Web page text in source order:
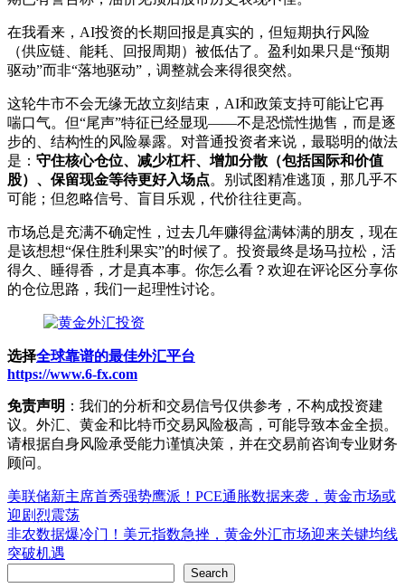
在我看来，AI投资的长期回报是真实的，但短期执行风险
（供应链、能耗、回报周期）被低估了。盈利如果只是“预期
驱动”而非“落地驱动”，调整就会来得很突然。
这轮牛市不会无缘无故立刻结束，AI和政策支持可能让它再
喘口气。但“尾声”特征已经显现——不是恐慌性抛售，而是逐
步的、结构性的风险暴露。对普通投资者来说，最聪明的做法
是： 守住核心仓位、减少杠杆、增加分散（包括国际和价值
股）、保留现金等待更好入场点。别试图精准逃顶，那几乎不
可能；但忽略信号、盲目乐观，代价往往更高。
市场总是充满不确定性，过去几年赚得盆满钵满的朋友，现在
是该想想“保住胜利果实”的时候了。投资最终是场马拉松，活
得久、睡得香，才是真本事。你怎么看？欢迎在评论区分享你
的仓位思路，我们一起理性讨论。
选择全球靠谱的最佳外汇平台
https://www.6-fx.com
免责声明 ：我们的分析和交易信号仅供参考，不构成投资建
议。外汇、黄金和比特币交易风险极高，可能导致本金全损。
请根据自身风险承受能力谨慎决策，并在交易前咨询专业财务
顾问。
Post
navigation
美联储新主席首秀强势鹰派！PCE通胀数据来袭，黄金市场或
迎剧烈震荡
非农数据爆冷门！美元指数急挫，黄金外汇市场迎来关键均线
突破机遇
Search